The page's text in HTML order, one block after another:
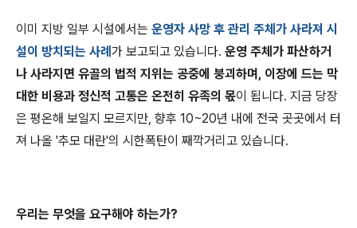
이미 지방 일부 시설에서는 운영자 사망 후 관리 주체가 사라져 시
설이 방치되는 사례 가 보고되고 있습니다. 운영 주체가 파산하거
나 사라지면 유골의 법적 지위는 공중에 붕괴하며, 이장에 드는 막
대한 비용과 정신적 고통은 온전히 유족의 몫이 됩니다. 지금 당장
은 평온해 보일지 모르지만, 향후 10~20년 내에 전국 곳곳에서 터
져 나올 '추모 대란'의 시한폭탄이 째깍거리고 있습니다.
우리는 무엇을 요구해야 하는가?